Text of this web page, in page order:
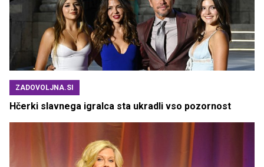
ZADOVOLJNA.SI
Hčerki slavnega igralca sta ukradli vso pozornost